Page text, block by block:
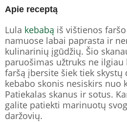
Apie receptą
Lula kebabą iš vištienos
namuose labai paprasta ir
kulinarinių įgūdžių. Šio
paruošimas užtruks ne ilgiau
faršą įbersite šiek tiek skystų
kebabo skonis nesiskirs nuo
Patiekalas skanus ir sotus.
galite patiekti marinuotų
daržovių.